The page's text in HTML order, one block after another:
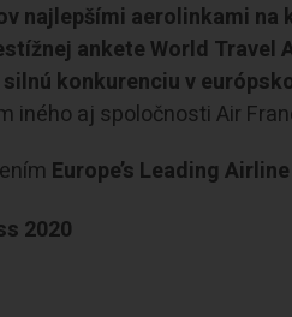
najlepšími aerolinkami
ankete World Travel
konkurenciu v
aj spoločnosti Air
Europe’s Leading
2020